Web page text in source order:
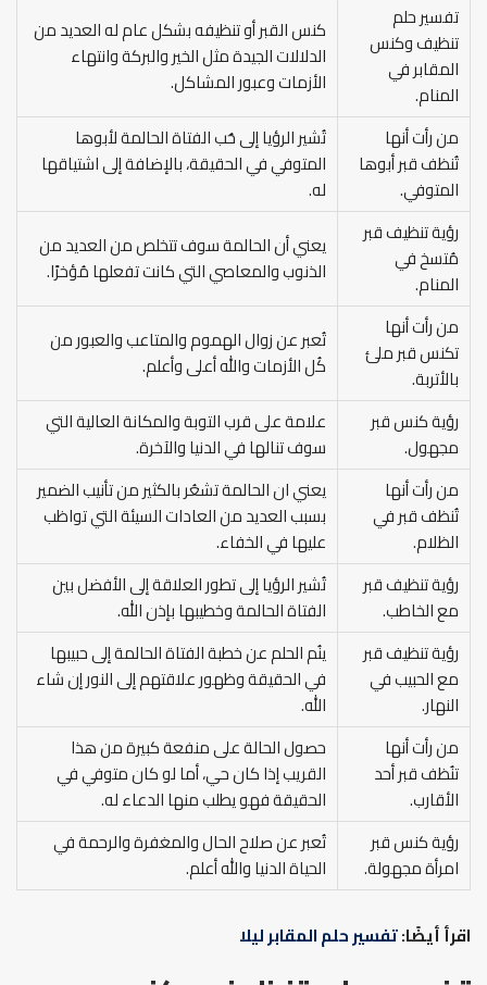
تفسير حلم
تنظيف وكنس
المقابر في
المنام.
كنس القبر أو تنظيفه بشكل عام له العديد من
الدلالات الجيدة مثل الخير والبركة وانتهاء
الأزمات وعبور المشاكل.
من رأت أنها
تُنظف قبر أبوها
المتوفي.
تُشير الرؤيا إلى حُب الفتاة الحالمة لأبوها
المتوفي في الحقيقة، بالإضافة إلى اشتياقها
له.
رؤية تنظيف قبر
مُتسخ في
المنام.
يعني أن الحالمة سوف تتخلص من العديد من
الذنوب والمعاصي التي كانت تفعلها مُؤخرًا.
من رأت أنها
تكنس قبر ملئ
بالأتربة.
تُعبر عن زوال الهموم والمتاعب والعبور من
كُل الأزمات والله أعلى وأعلم.
رؤية كنس قبر
مجهول.
علامة على قرب التوبة والمكانة العالية التي
سوف تنالها في الدنيا والآخرة.
من رأت أنها
تُنظف قبر في
الظلام.
يعني ان الحالمة تشعُر بالكثير من تأنيب الضمير
بسبب العديد من العادات السيئة التي تواظب
عليها في الخفاء.
رؤية تنظيف قبر
مع الخاطب.
تُشير الرؤيا إلى تطور العلاقة إلى الأفضل بين
الفتاة الحالمة وخطيبها بإذن الله.
رؤية تنظيف قبر
مع الحبيب في
النهار.
ينُم الحلم عن خطبة الفتاة الحالمة إلى حبيبها
في الحقيقة وظهور علاقتهم إلى النور إن شاء
الله.
من رأت أنها
تنُظف قبر أحد
الأقارب.
حصول الحالة على منفعة كبيرة من هذا
القريب إذا كان حي، أما لو كان متوفي في
الحقيقة فهو يطلب منها الدعاء له.
رؤية كنس قبر
امرأة مجهولة.
تُعبر عن صلاح الحال والمغفرة والرحمة في
الحياة الدنيا والله أعلم.
اقرأ أيضًا:تفسير حلم المقابر ليلا